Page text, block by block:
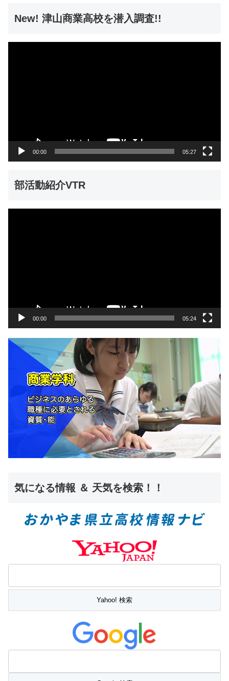
New! 津山商業高校を潜入調査!!
00:00 05:27
部活動紹介VTR
00:00 05:24
気になる情報 ＆ 天気を検索！！